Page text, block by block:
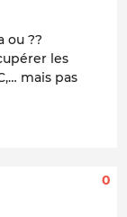
ou ??
les
mais pas
0